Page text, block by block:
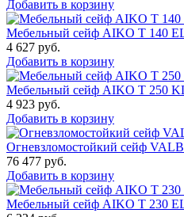
Добавить в корзину
Мебельный сейф AIKO T 140
4 627 руб.
Добавить в корзину
Мебельный сейф AIKO T 250
4 923 руб.
Добавить в корзину
Огневзломостойкий сейф
76 477 руб.
Добавить в корзину
Мебельный сейф AIKO T 230